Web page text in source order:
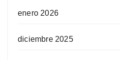
enero 2026
diciembre 2025